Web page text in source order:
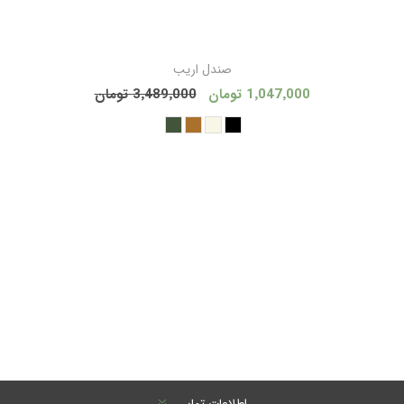
صندل اریب
1٬047٬000 تومان 3٬489٬000 تومان